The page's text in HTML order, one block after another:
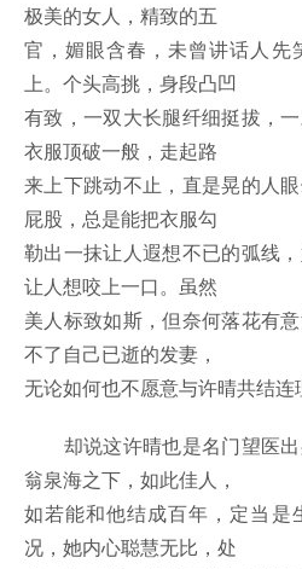
极美的女人，精致的五
官，媚眼含春，未曾讲话人先
上。个头高挑，身段凸凹
有致，一双大长腿纤细挺拔，
衣服顶破一般，走起路
来上下跳动不止，直是晃的人
屁股，总是能把衣服勾
勒出一抹让人遐想不已的弧线
让人想咬上一口。虽然
美人标致如斯，但奈何落花有
不了自己已逝的发妻，
无论如何也不愿意与许晴共结连
却说这许晴也是名门望医出
翁泉海之下，如此佳人，
如若能和他结成百年，定当是
况，她内心聪慧无比，处